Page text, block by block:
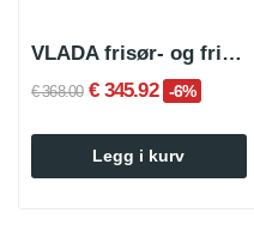
VLADA frisør- og frisørvogn
€ 368.00 € 345.92 -6%
Legg i kurv